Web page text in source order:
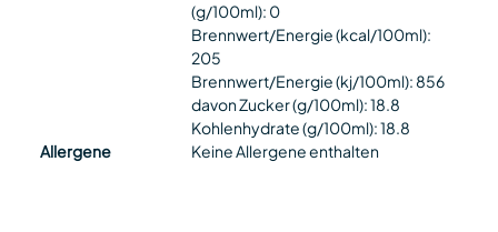
(g/100ml): 0
Brennwert/Energie (kcal/100ml):
205
Brennwert/Energie (kj/100ml): 856
davon Zucker (g/100ml): 18.8
Kohlenhydrate (g/100ml): 18.8
Allergene
Keine Allergene enthalten